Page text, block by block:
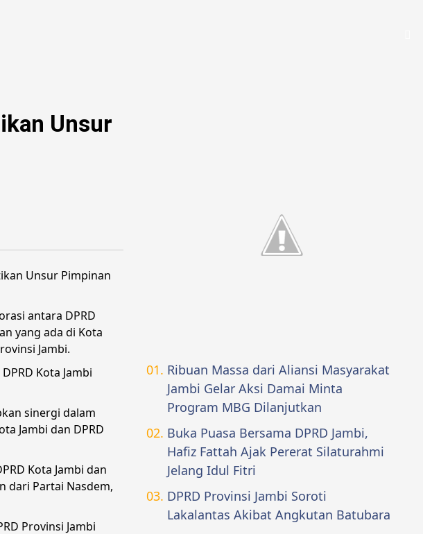
Unsur
Unsur Pimpinan
antara DPRD
yang ada di Kota
Jambi.
Kota Jambi
sinergi dalam
Jambi dan DPRD
Kota Jambi dan
dari Partai Nasdem,
Provinsi Jambi
Ribuan Massa dari Aliansi Masyarakat
Jambi Gelar Aksi Damai Minta
Program MBG Dilanjutkan
Buka Puasa Bersama DPRD Jambi,
Hafiz Fattah Ajak Pererat Silaturahmi
Jelang Idul Fitri
DPRD Provinsi Jambi Soroti
Lakalantas Akibat Angkutan Batubara